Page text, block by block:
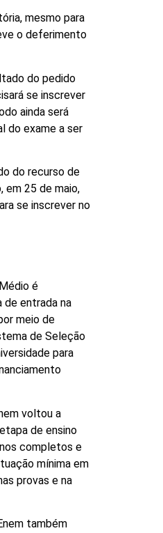
mesmo para
o deferimento
do pedido
se inscrever
ainda será
do exame a ser
do recurso de
em 25 de maio,
se inscrever no
é
de entrada na
meio de
de Seleção
para
voltou a
de ensino
completos e
mínima em
provas e na
também